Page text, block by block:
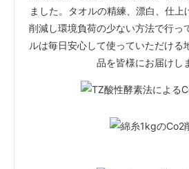
ました。タオルの精練、漂白、仕上
削減し環境負荷の少ない方法で行っ
ルは毎日安心して使っていただける
品を皆様にお届けし